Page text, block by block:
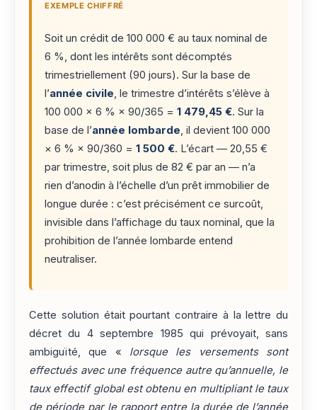
EXEMPLE CHIFFRÉ
Soit un crédit de 100 000 € au taux nominal de
6 %, dont les intérêts sont décomptés
trimestriellement (90 jours). Sur la base de
l’année civile, le trimestre d’intérêts s’élève à
100 000 × 6 % × 90/365 = 1 479,45 €. Sur la
base de l’année lombarde, il devient 100 000
× 6 % × 90/360 = 1 500 €. L’écart — 20,55 €
par trimestre, soit plus de 82 € par an — n’a
rien d’anodin à l’échelle d’un prêt immobilier de
longue durée : c’est précisément ce surcoût,
invisible dans l’affichage du taux nominal, que la
prohibition de l’année lombarde entend
neutraliser.
Cette solution était pourtant contraire à la lettre du
décret du 4 septembre 1985 qui prévoyait, sans
ambiguïté, que « lorsque les versements sont
effectués avec une fréquence autre qu’annuelle, le
taux effectif global est obtenu en multipliant le taux
de période par le rapport entre la durée de l’année